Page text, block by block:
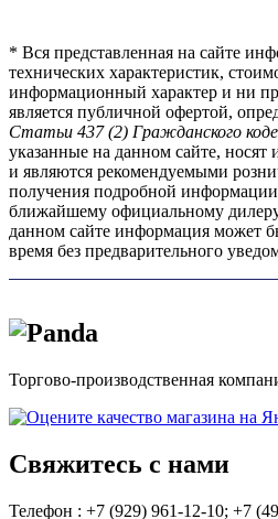
* Вся представленная на сайте
технических характеристик,
информационный характер и ни
является публичной офертой,
Статьи 437 (2) Гражданского
указанные на данном сайте,
и являются рекомендуемыми
получения подробной информации
ближайшему официальному
данном сайте информация может
время без предварительного
Торгово-производственная
Свяжитесь с нами
Телефон : +7 (929) 961-12-10; +7